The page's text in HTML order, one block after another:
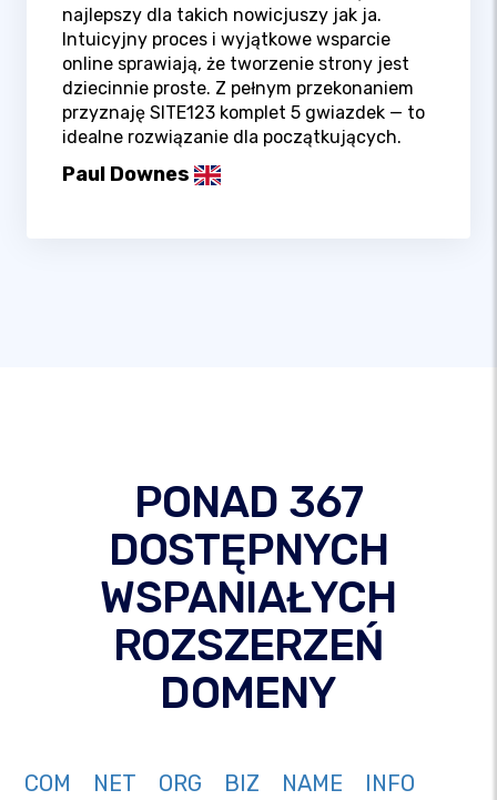
najlepszy dla takich nowicjuszy jak ja.
Intuicyjny proces i wyjątkowe wsparcie
online sprawiają, że tworzenie strony jest
dziecinnie proste. Z pełnym przekonaniem
przyznaję SITE123 komplet 5 gwiazdek — to
idealne rozwiązanie dla początkujących.
Paul Downes
PONAD 367
DOSTĘPNYCH
WSPANIAŁYCH
ROZSZERZEŃ
DOMENY
COM NET ORG BIZ NAME
INFO